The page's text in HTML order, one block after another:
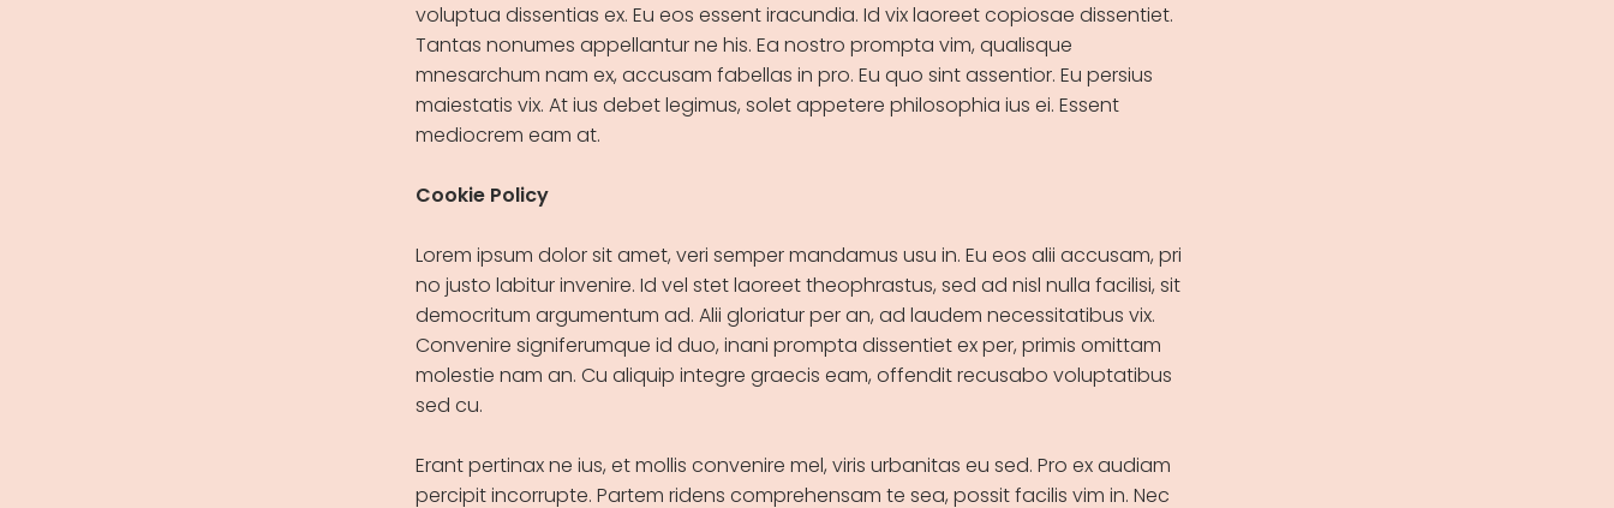
voluptua dissentias ex. Eu eos essent iracundia. Id vix laoreet copiosae dissentiet.
Tantas nonumes appellantur ne his. Ea nostro prompta vim, qualisque
mnesarchum nam ex, accusam fabellas in pro. Eu quo sint assentior. Eu persius
maiestatis vix. At ius debet legimus, solet appetere philosophia ius ei. Essent
mediocrem eam at.
Cookie Policy
Lorem ipsum dolor sit amet, veri semper mandamus usu in. Eu eos alii accusam, pri
no justo labitur invenire. Id vel stet laoreet theophrastus, sed ad nisl nulla facilisi, sit
democritum argumentum ad. Alii gloriatur per an, ad laudem necessitatibus vix.
Convenire signiferumque id duo, inani prompta dissentiet ex per, primis omittam
molestie nam an. Cu aliquip integre graecis eam, offendit recusabo voluptatibus
sed cu.
Erant pertinax ne ius, et mollis convenire mel, viris urbanitas eu sed. Pro ex audiam
percipit incorrupte. Partem ridens comprehensam te sea, possit facilis vim in. Nec